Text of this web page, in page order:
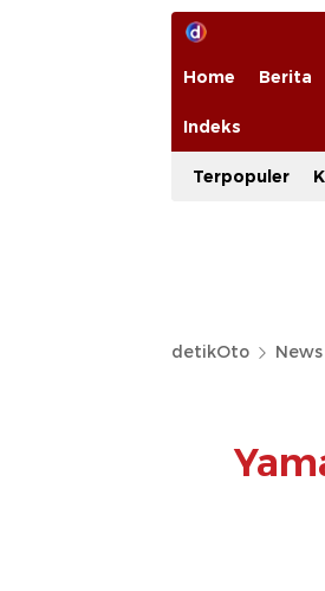
Home Berita
Indeks
Terpopuler
detikOto